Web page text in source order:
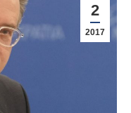
2
2017